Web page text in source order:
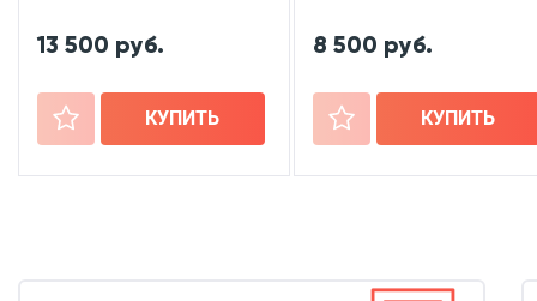
13 500 руб.
+ КУПИТЬ
8 500 руб.
+ КУПИТЬ